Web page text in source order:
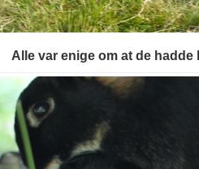
Alle var enige om at de hadde